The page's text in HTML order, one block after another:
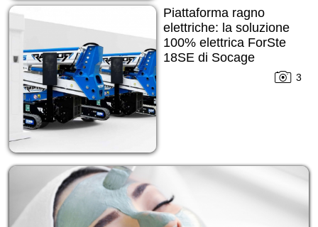
Piattaforma ragno
elettriche: la soluzione
100% elettrica ForSte
18SE di Socage
3